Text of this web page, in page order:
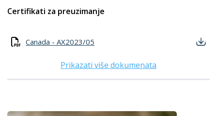
Certifikati za preuzimanje
Canada - AX2023/05
Prikazati više dokumenata